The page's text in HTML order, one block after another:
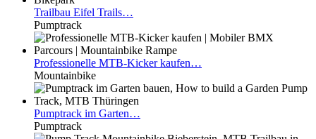
Trailbau Eifel Trails…
Pumptrack
Professionelle MTB-Kicker kaufen…
Mountainbike
Pumptrack im Garten…
Pumptrack